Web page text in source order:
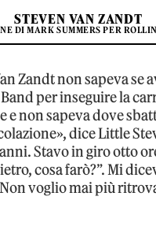
STEVEN VAN ZANDT
DI MARK SUMMERS PER
Zandt non sapeva se
per inseguire la
e non sapeva dove
dice Little
Stavo in giro otto
cosa farò?”. Mi
voglio mai più